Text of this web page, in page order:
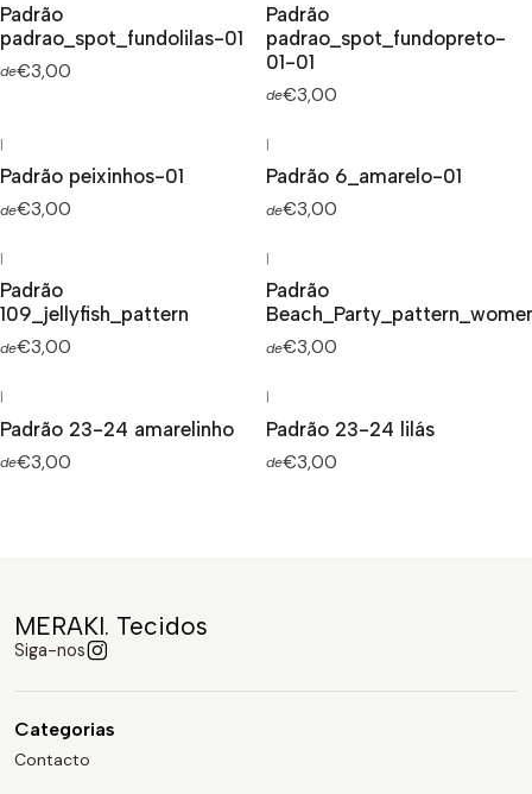
Padrão
padrao_spot_fundolilas-01
de€3,00
Padrão
padrao_spot_fundopreto-
01-01
de€3,00
|
Padrão peixinhos-01
de€3,00
|
Padrão 6_amarelo-01
de€3,00
|
Padrão
109_jellyfish_pattern
de€3,00
|
Padrão
de€3,00
|
Padrão 23-24 amarelinho
de€3,00
|
Padrão 23-24 lilás
de€3,00
MERAKI. Tecidos
Siga-nos
Categorias
Contacto